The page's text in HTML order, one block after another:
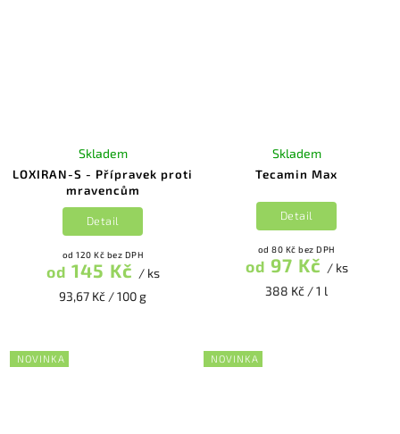
LOXIRAN-S - Přípravek proti
mravencům
Skladem
od 120 Kč bez DPH
od 145 Kč / ks
93,67 Kč / 100 g
Detail
Tecamin Max
Skladem
od 80 Kč bez DPH
od 97 Kč / ks
388 Kč / 1 l
Detail
NOVINKA NOVINKA